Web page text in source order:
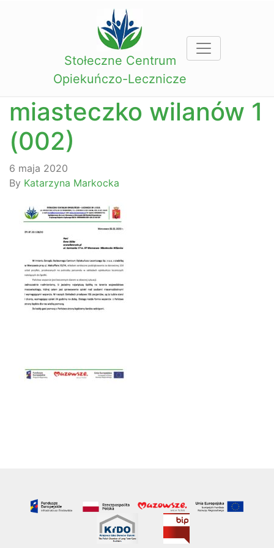
Stołeczne Centrum
Opiekuńczo-Lecznicze
miasteczko wilanów 1
(002)
6 maja 2020
By Katarzyna Markocka